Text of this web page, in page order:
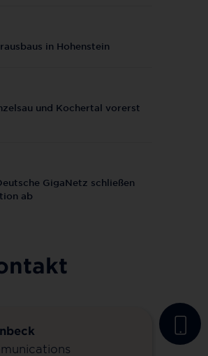
in Hohenstein
und Kochertal vorerst
GigaNetz schließen
ab